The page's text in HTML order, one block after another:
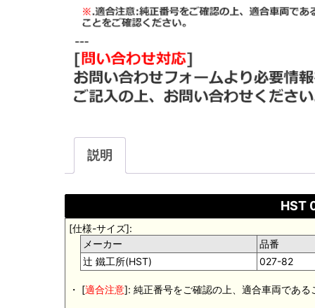
説明
HST
[仕様-サイズ]:
メーカー
品番
辻 鐵工所(HST)
027-82
・ [適合注意]: 純正番号をご確認の上、適合車両である